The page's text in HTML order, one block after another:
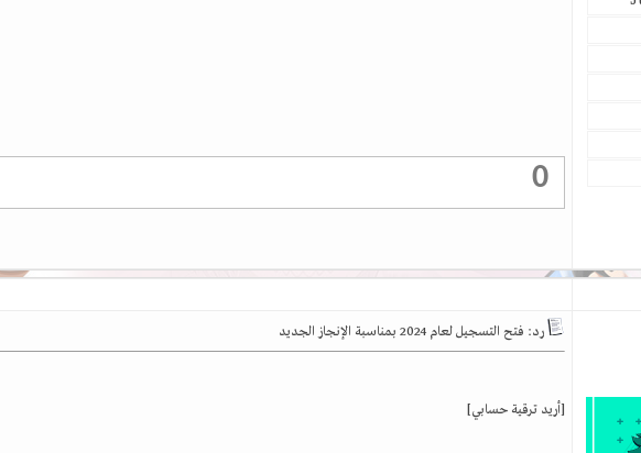
0
رد: فتح التسجيل لعام 2024 بمناسبة الإنجاز الجديد
[أريد ترقية حسابي]